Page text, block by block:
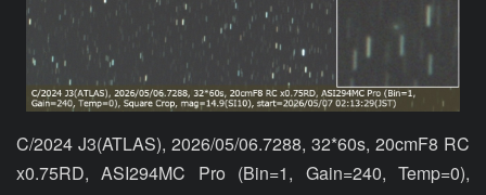
C/2024 J3(ATLAS), 2026/05/06.7288, 32*60s, 20cmF8 RC
x0.75RD, ASI294MC Pro (Bin=1, Gain=240, Temp=0),